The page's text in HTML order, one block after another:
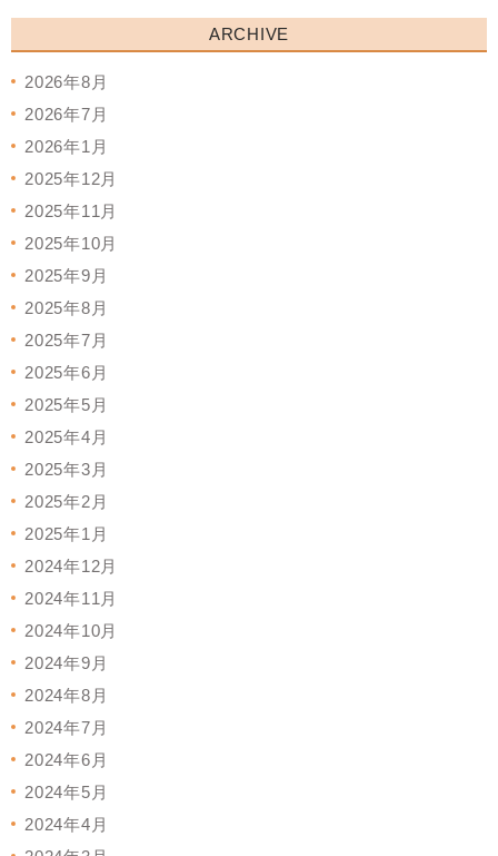
ARCHIVE
2026年8月
2026年7月
2026年1月
2025年12月
2025年11月
2025年10月
2025年9月
2025年8月
2025年7月
2025年6月
2025年5月
2025年4月
2025年3月
2025年2月
2025年1月
2024年12月
2024年11月
2024年10月
2024年9月
2024年8月
2024年7月
2024年6月
2024年5月
2024年4月